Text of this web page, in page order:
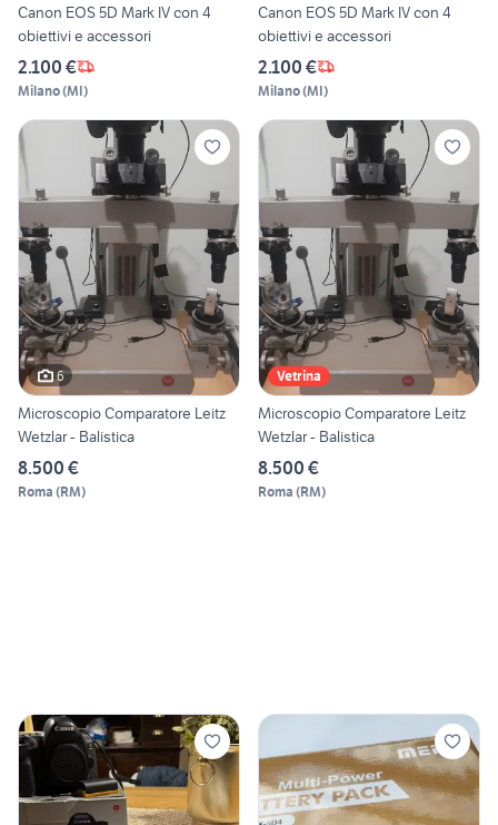
Canon EOS 5D Mark IV con 4
obiettivi e accessori
2.100 €
Milano(MI)
Canon EOS 5D Mark IV con 4
obiettivi e accessori
2.100 €
Milano(MI)
6
Microscopio Comparatore Leitz
Wetzlar - Balistica
8.500 €
Roma (RM)
Vetrina
Microscopio Comparatore Leitz
Wetzlar - Balistica
8.500 €
Roma (RM)